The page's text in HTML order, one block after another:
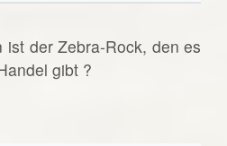
ist der Zebra-Rock, den es
gibt ?